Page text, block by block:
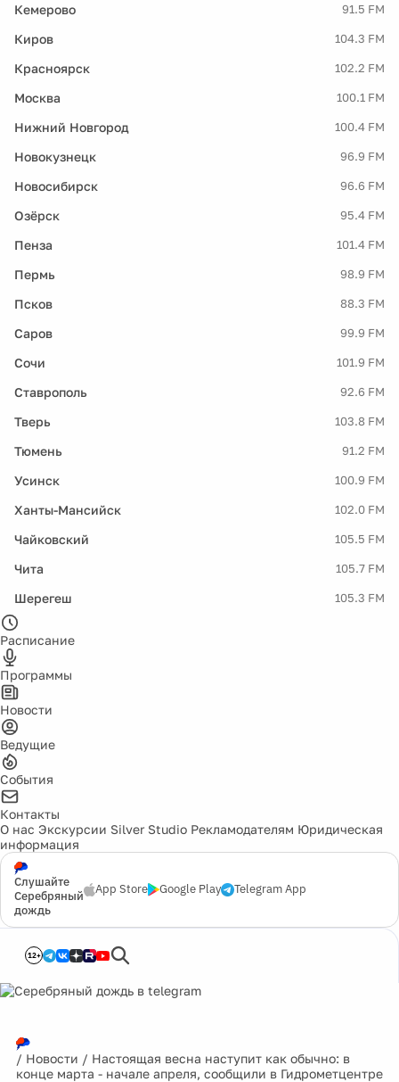
Кемерово 91.5 FM
Киров 104.3 FM
Красноярск 102.2 FM
Москва 100.1 FM
Нижний Новгород 100.4 FM
Новокузнецк 96.9 FM
Новосибирск 96.6 FM
Озёрск 95.4 FM
Пенза 101.4 FM
Пермь 98.9 FM
Псков 88.3 FM
Саров 99.9 FM
Сочи 101.9 FM
Ставрополь 92.6 FM
Тверь 103.8 FM
Тюмень 91.2 FM
Усинск 100.9 FM
Ханты-Мансийск 102.0 FM
Чайковский 105.5 FM
Чита 105.7 FM
Шерегеш 105.3 FM
Расписание
Программы
Новости
Ведущие
События
Контакты
О нас Экскурсии Silver Studio Рекламодателям Юридическая
информация
Слушайте
Серебряный
дождь
App Store Google Play Telegram App
12+
/ Новости / Настоящая весна наступит как обычно: в
конце марта - начале апреля, сообщили в Гидрометцентре